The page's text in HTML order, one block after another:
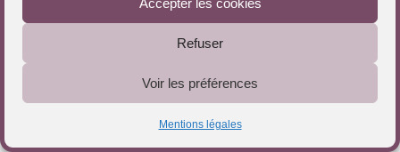
Refuser
Voir les préférences
Mentions légales
Formée en animation de groupes d'analyse des pratiques
professionnelles par Epsilon Mélia,...
Hélène BONNET CHAMBON